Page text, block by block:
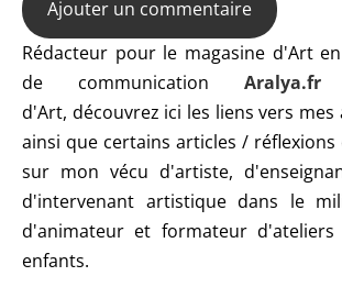
Rédacteur pour le magasine d'Art
de communication Aralya.fr
d'Art, découvrez ici les liens vers mes
ainsi que certains articles / réflexions
sur mon vécu d'artiste,
d'intervenant artistique dans le
d'animateur et formateur
enfants.